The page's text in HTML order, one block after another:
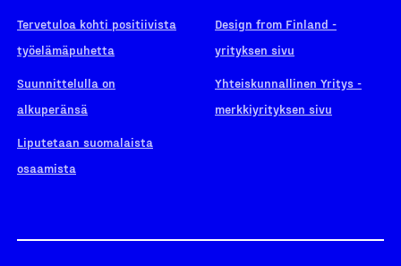
Tervetuloa kohti positiivista
työelämäpuhetta
Suunnittelulla on
alkuperänsä
Liputetaan suomalaista
osaamista
Design from Finland -
yrityksen sivu
Yhteiskunnallinen Yritys -
merkkiyrityksen sivu